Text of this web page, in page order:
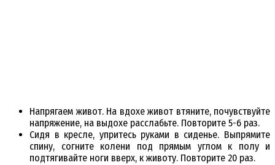
Напрягаем живот. На вдохе живот втяните, почувствуйте
напряжение, на выдохе расслабьте. Повторите 5-6 раз.
Сидя в кресле, упритесь руками в сиденье. Выпрямите
спину, согните колени под прямым углом к полу и
подтягивайте ноги вверх, к животу. Повторите 20 раз.